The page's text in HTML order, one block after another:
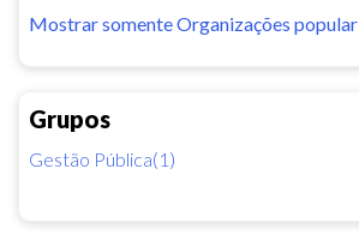
Mostrar somente Organizações popular
Grupos
Gestão Pública(1)